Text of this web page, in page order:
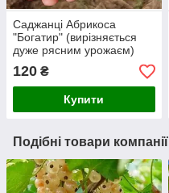
Саджанці Абрикоса
"Богатир" (вирізняється
дуже рясним урожаєм)
120 ₴
Купити
Подібні товари компанії